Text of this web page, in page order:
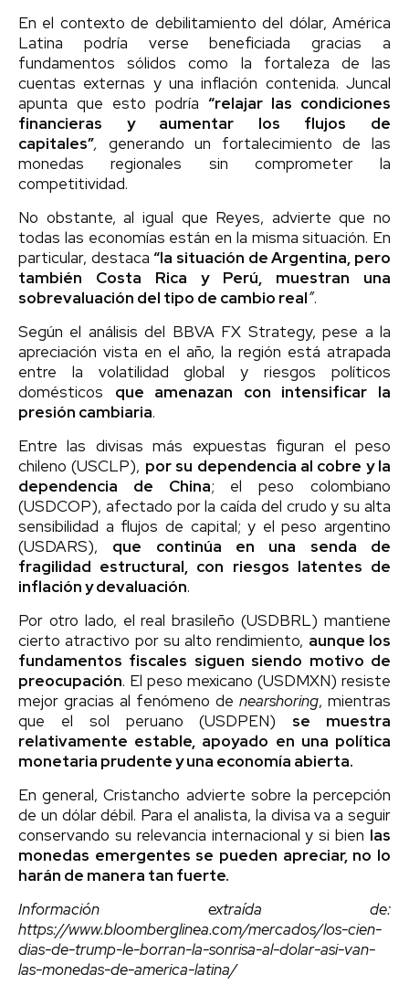
En el contexto de debilitamiento del dólar, América
Latina podría verse beneficiada gracias a
fundamentos sólidos como la fortaleza de las
cuentas externas y una inflación contenida. Juncal
apunta que esto podría “relajar las condiciones
financieras y aumentar los flujos de
capitales”, generando un fortalecimiento de las
monedas regionales sin comprometer la
competitividad.
No obstante, al igual que Reyes, advierte que no
todas las economías están en la misma situación. En
particular, destaca“la situación de Argentina, pero
también Costa Rica y Perú, muestran una
sobrevaluación del tipo de cambio real”.
Según el análisis del BBVA FX Strategy, pese a la
apreciación vista en el año, la región está atrapada
entre la volatilidad global y riesgos políticos
domésticos que amenazan con intensificar la
presión cambiaria.
Entre las divisas más expuestas figuran el peso
chileno (USCLP), por su dependencia al cobre y la
dependencia de China; el peso colombiano
(USDCOP), afectado por la caída del crudo y su alta
sensibilidad a flujos de capital; y el peso argentino
(USDARS), que continúa en una senda de
fragilidad estructural, con riesgos latentes de
inflación y devaluación.
Por otro lado, el real brasileño (USDBRL) mantiene
cierto atractivo por su alto rendimiento, aunque los
fundamentos fiscales siguen siendo motivo de
preocupación. El peso mexicano (USDMXN) resiste
mejor gracias al fenómeno de nearshoring, mientras
que el sol peruano (USDPEN) se muestra
relativamente estable, apoyado en una política
monetaria prudente y una economía abierta.
En general, Cristancho advierte sobre la percepción
de un dólar débil. Para el analista, la divisa va a seguir
conservando su relevancia internacional y si bien las
monedas emergentes se pueden apreciar, no lo
harán de manera tan fuerte.
Información extraída de:
https://www.bloomberglinea.com/mercados/los-cien-
dias-de-trump-le-borran-la-sonrisa-al-dolar-asi-van-
las-monedas-de-america-latina/